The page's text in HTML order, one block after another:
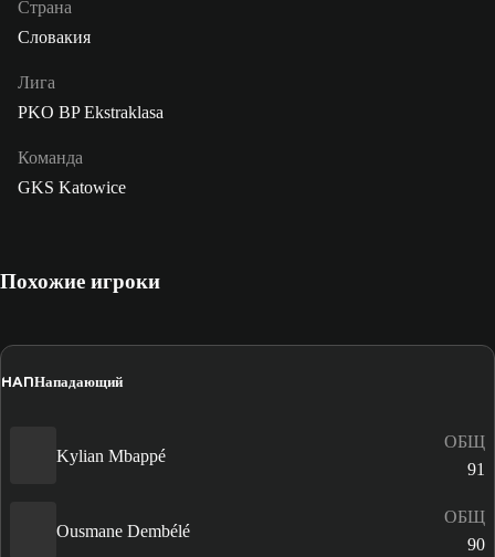
Страна
Словакия
Лига
PKO BP Ekstraklasa
Команда
GKS Katowice
Похожие игроки
НАПНападающий
Kylian Mbappé
ОБЩ
91
Ousmane Dembélé
ОБЩ
90